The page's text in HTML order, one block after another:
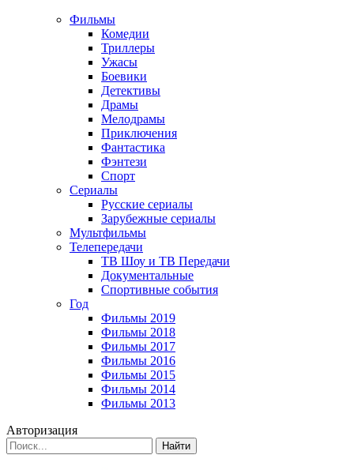
Фильмы
Комедии
Триллеры
Ужасы
Боевики
Детективы
Драмы
Мелодрамы
Приключения
Фантастика
Фэнтези
Спорт
Сериалы
Русские сериалы
Зарубежные сериалы
Мультфильмы
Телепередачи
ТВ Шоу и ТВ Передачи
Документальные
Спортивные события
Год
Фильмы 2019
Фильмы 2018
Фильмы 2017
Фильмы 2016
Фильмы 2015
Фильмы 2014
Фильмы 2013
Авторизация
Найти